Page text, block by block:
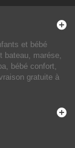
et bébé
marése,
bébé confort,
gratuite à